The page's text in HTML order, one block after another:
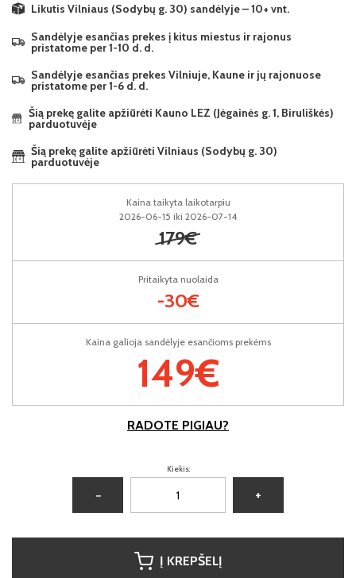
Likutis Vilniaus (Sodybų g. 30) sandėlyje – 10+ vnt.
Sandėlyje esančias prekes į kitus miestus ir rajonus
pristatome per 1-10 d. d.
Sandėlyje esančias prekes Vilniuje, Kaune ir jų rajonuose
pristatome per 1-6 d. d.
Šią prekę galite apžiūrėti Kauno LEZ (Jėgainės g. 1, Biruliškės)
parduotuvėje
Šią prekę galite apžiūrėti Vilniaus (Sodybų g. 30)
parduotuvėje
Kaina galioja sandėlyje esančioms prekėms
149€
Kaina taikyta laikotarpiu
2026-06-15 iki 2026-07-14
179€
Pritaikyta nuolaida
-30€
RADOTE PIGIAU?
Kiekis:
− +
Į KREPŠELĮ